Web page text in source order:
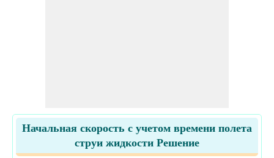
Начальная скорость с учетом времени полета
струи жидкости Решение